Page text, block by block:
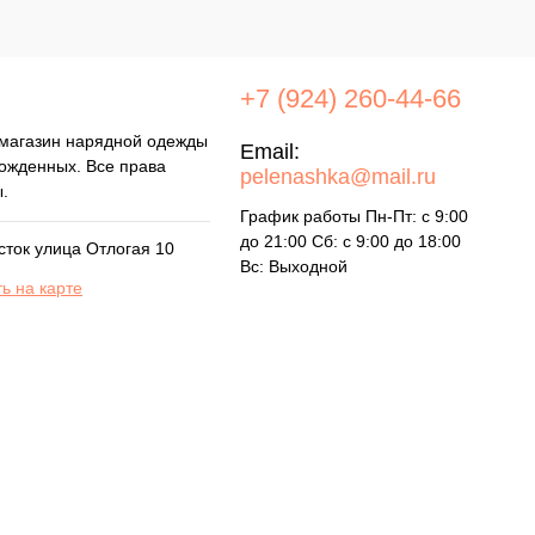
нарядной одежды
Все права
улица Отлогая 10
на карте
+7 (924) 260-44-66
Email:
pelenashka@mail.ru
График работы Пн-Пт: с 9:00
до 21:00 Сб: с 9:00 до 18:00
Вс: Выходной